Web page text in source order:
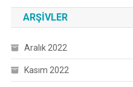
ARŞIVLER
Aralık 2022
Kasım 2022